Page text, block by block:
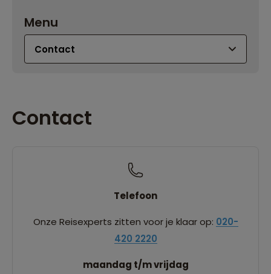
Menu
Contact
Telefoon
Onze Reisexperts zitten voor je klaar op: 020-
420 2220
maandag t/m vrijdag